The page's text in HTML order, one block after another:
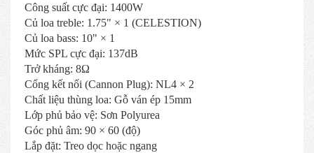
Công suất cực đại: 1400W
Củ loa treble: 1.75" × 1 (CELESTION)
Củ loa bass: 10" × 1
Mức SPL cực đại: 137dB
Trở kháng: 8Ω
Cổng kết nối (Cannon Plug): NL4 × 2
Chất liệu thùng loa: Gỗ ván ép 15mm
Lớp phủ bảo vệ: Sơn Polyurea
Góc phủ âm: 90 × 60 (độ)
Lắp đặt: Treo dọc hoặc ngang